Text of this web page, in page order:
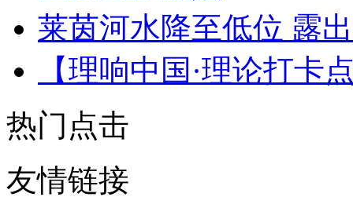
莱茵河水降至低位 露
【理响中国·理论打卡
热门点击
友情链接